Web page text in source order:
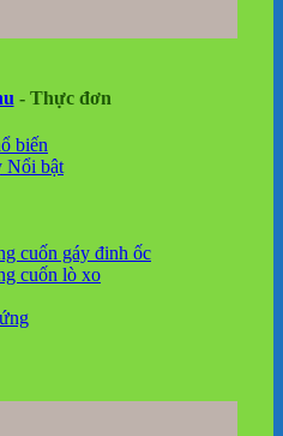
- Thực đơn
cuốn gáy đinh ốc
cuốn lò xo